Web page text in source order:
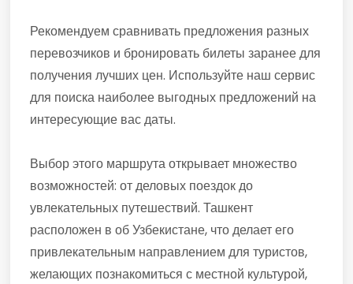
Рекомендуем сравнивать предложения разных
перевозчиков и бронировать билеты заранее для
получения лучших цен. Используйте наш сервис
для поиска наиболее выгодных предложений на
интересующие вас даты.
Выбор этого маршрута открывает множество
возможностей: от деловых поездок до
увлекательных путешествий. Ташкент
расположен в об Узбекистане, что делает его
привлекательным направлением для туристов,
желающих познакомиться с местной культурой,